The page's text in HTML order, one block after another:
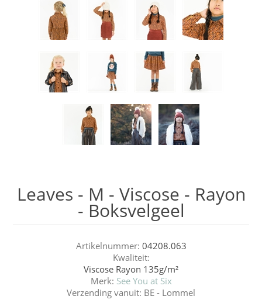
Leaves - M - Viscose - Rayon
- Boksvelgeel
Artikelnummer: 04208.063
Kwaliteit:
Viscose Rayon 135g/m²
Merk: See You at Six
Verzending vanuit: BE - Lommel